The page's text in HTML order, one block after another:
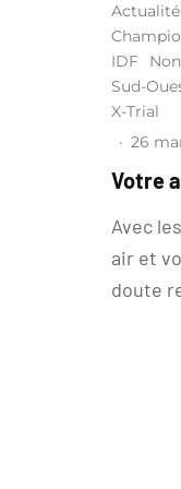
Actualité
IDF
Sud-
X-Trial
· 26
Votre
Avec
air et
doute